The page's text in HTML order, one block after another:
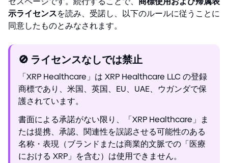
示ライセンスを読み、受諾し、以下のルールに従うことに
同意したものとみなされます。
🚫 ライセンスなしでは禁止
「XRP Healthcare」は XRP Healthcare LLC の登録
商標であり、米国、英国、EU、UAE、ウガンダで保
護されています。
書面による承諾がない限り、「XRP Healthcare」ま
たは提携、承認、関連性を誤認させる可能性のある
名称・表現（ブランドまたは商業的文脈での「医療
における XRP」を含む）は使用できません。